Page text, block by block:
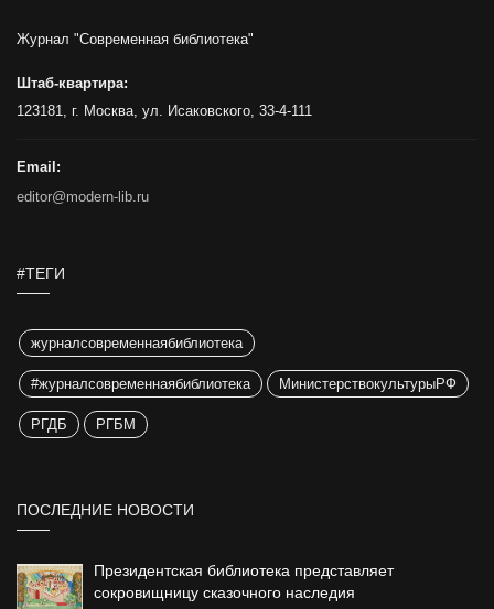
Журнал "Современная библиотека"
Штаб-квартира:
123181, г. Москва, ул. Исаковского, 33-4-111
Email:
editor@modern-lib.ru
#ТЕГИ
журналсовременнаябиблиотека
#журналсовременнаябиблиотека МинистерствокультурыРФ
РГДБ РГБМ
ПОСЛЕДНИЕ НОВОСТИ
Президентская библиотека представляет
сокровищницу сказочного наследия